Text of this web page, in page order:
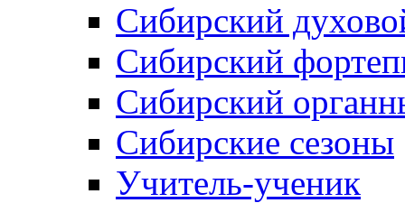
Сибирский
Сибирский
Сибирский
Сибирские сезоны
Учитель-ученик